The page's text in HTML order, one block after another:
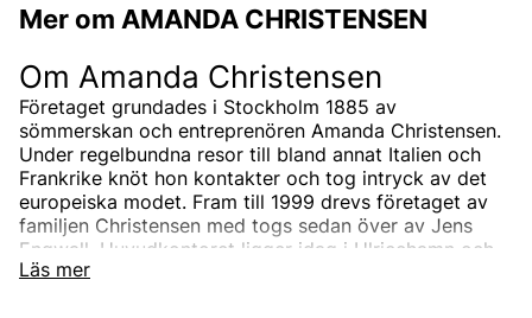
Mer om AMANDA CHRISTENSEN
Läs mer
Om Amanda Christensen
Företaget grundades i Stockholm 1885 av
sömmerskan och entreprenören Amanda Christensen.
Under regelbundna resor till bland annat Italien och
Frankrike knöt hon kontakter och tog intryck av det
europeiska modet. Fram till 1999 drevs företaget av
familjen Christensen med togs sedan över av Jens
Engwall. Huvudkontoret ligger idag i Ulricehamn och
tillverkningen sker i Italien.